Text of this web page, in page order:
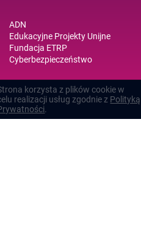
ADN
Edukacyjne Projekty Unijne
Fundacja ETRP
Cyberbezpieczeństwo
korzysta z plików cookie w
realizacji usług zgodnie z Polityką
.